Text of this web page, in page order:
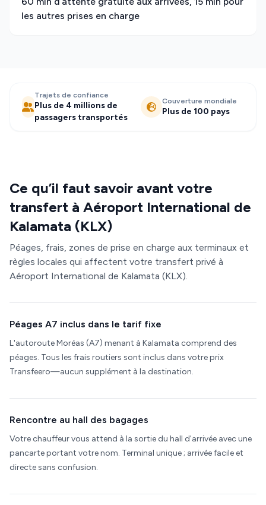
les autres prises en charge
Trajets de confiance
Plus de 4 millions de
passagers transportés
Couverture mondiale
Plus de 100 pays
Ce qu’il faut savoir avant votre
transfert à Aéroport International de
Kalamata (KLX)
Péages, frais, zones de prise en charge aux terminaux et
règles locales qui affectent votre transfert privé à
Aéroport International de Kalamata (KLX).
Péages A7 inclus dans le tarif fixe
L'autoroute Moréas (A7) menant à Kalamata comprend des
péages. Tous les frais routiers sont inclus dans votre prix
Transfeero—aucun supplément à la destination.
Rencontre au hall des bagages
Votre chauffeur vous attend à la sortie du hall d'arrivée avec une
pancarte portant votre nom. Terminal unique ; arrivée facile et
directe sans confusion.